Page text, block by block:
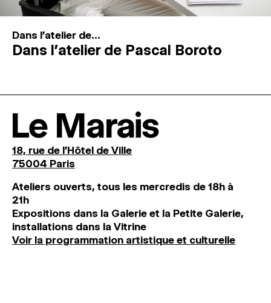
Dans l'atelier de...
Dans l’atelier de Pascal Boroto
Le Marais
18, rue de l'Hôtel de Ville
75004 Paris
Ateliers ouverts, tous les mercredis de 18h à
21h
Expositions dans la Galerie et la Petite Galerie,
installations dans la Vitrine
Voir la programmation artistique et culturelle